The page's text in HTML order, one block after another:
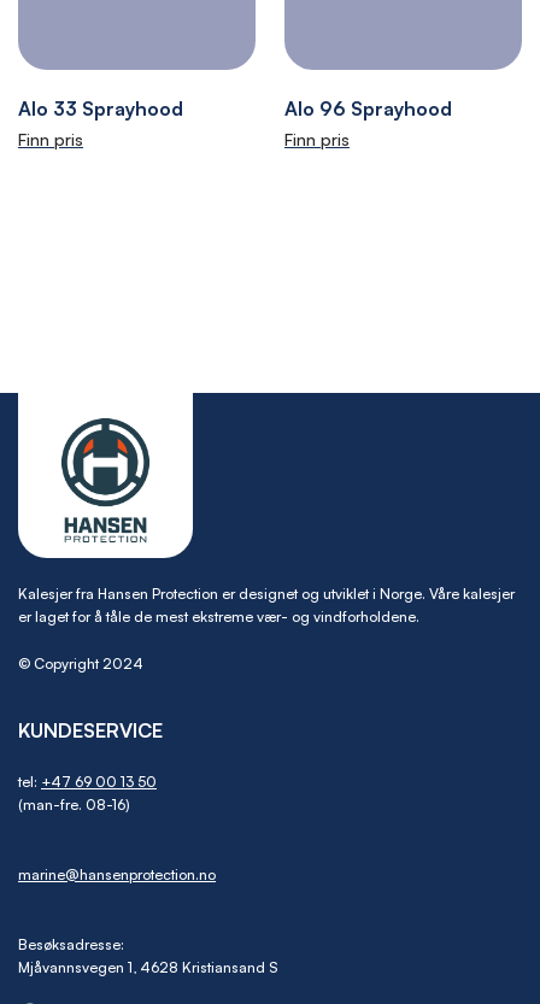
Alo 33 Sprayhood
Finn pris
Alo 96 Sprayhood
Finn pris
Kalesjer fra Hansen Protection er designet og utviklet i Norge. Våre kalesjer
er laget for å tåle de mest ekstreme vær- og vindforholdene.
© Copyright 2024
KUNDESERVICE
tel: +47 69 00 13 50
(man-fre. 08-16)
marine@hansenprotection.no
Besøksadresse:
Mjåvannsvegen 1, 4628 Kristiansand S